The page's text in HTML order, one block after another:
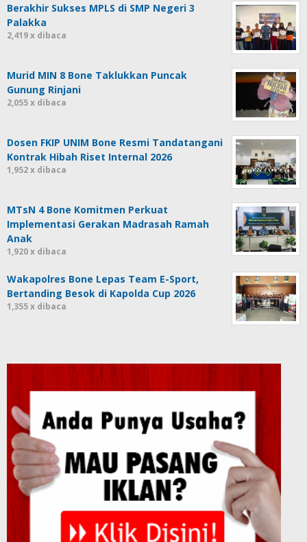
Berakhir Sukses MPLS di SMP Negeri 3
Palakka
2,419 x dibaca
Murid MIN 8 Bone Taklukkan Puncak
Gunung Rinjani
2,055 x dibaca
Dosen FKIP UNIM Bone Resmi Tandatangani
Kontrak Hibah Riset Internal 2026
1,952 x dibaca
MTsN 4 Bone Komitmen Perkuat
Implementasi Gerakan Madrasah Ramah
Anak
1,920 x dibaca
Wakapolres Bone Lepas Team E-Sport,
Bertanding Besok di Kapolda Cup 2026
1,355 x dibaca